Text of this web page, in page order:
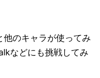
他のキャラが使ってみ
などにも挑戦してみ